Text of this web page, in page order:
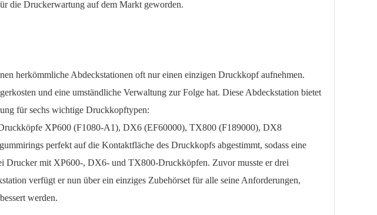
die Druckerwartung auf dem Markt geworden.
herkömmliche Abdeckstationen oft nur einen einzigen Druckkopf aufnehmen.
und eine umständliche Verwaltung zur Folge hat. Diese Abdeckstation bietet
für sechs wichtige Druckkopftypen:
XP600 (F1080-A1), DX6 (EF60000), TX800 (F189000), DX8
perfekt auf die Kontaktfläche des Druckkopfs abgestimmt, sodass eine
Drucker mit XP600-, DX6- und TX800-Druckköpfen. Zuvor musste er drei
verfügt er nun über ein einziges Zubehörset für alle seine Anforderungen,
werden.